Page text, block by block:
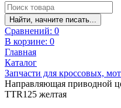
Найти, начните писать...
Сравнений: 0
В корзине: 0
Главная
Каталог
Запчасти для кроссовых,
Направляющая приводной
TTR125 желтая